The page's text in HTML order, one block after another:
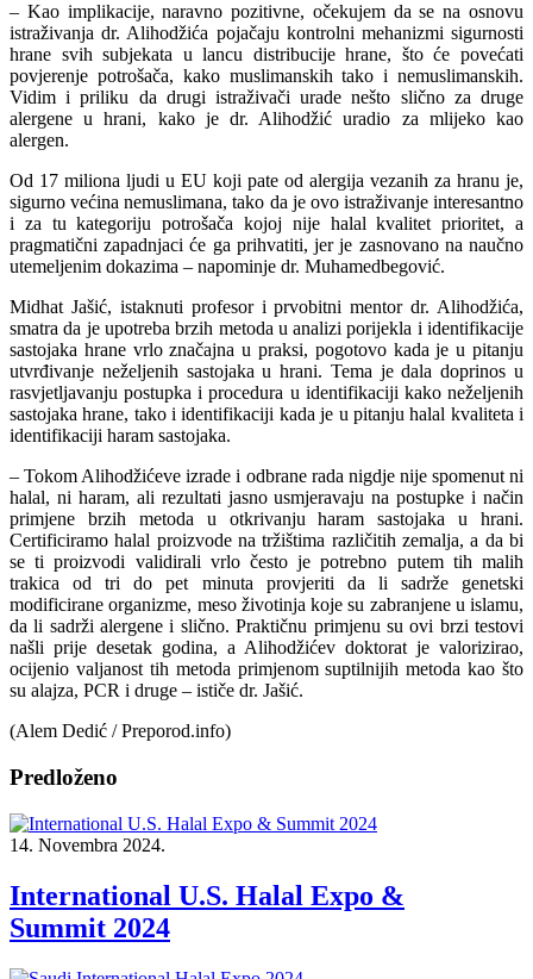
– Kao implikacije, naravno pozitivne, očekujem da se na osnovu
istraživanja dr. Alihodžića pojačaju kontrolni mehanizmi sigurnosti
hrane svih subjekata u lancu distribucije hrane, što će povećati
povjerenje potrošača, kako muslimanskih tako i nemuslimanskih.
Vidim i priliku da drugi istraživači urade nešto slično za druge
alergene u hrani, kako je dr. Alihodžić uradio za mlijeko kao
alergen.
Od 17 miliona ljudi u EU koji pate od alergija vezanih za hranu je,
sigurno većina nemuslimana, tako da je ovo istraživanje interesantno
i za tu kategoriju potrošača kojoj nije halal kvalitet prioritet, a
pragmatični zapadnjaci će ga prihvatiti, jer je zasnovano na naučno
utemeljenim dokazima – napominje dr. Muhamedbegović.
Midhat Jašić, istaknuti profesor i prvobitni mentor dr. Alihodžića,
smatra da je upotreba brzih metoda u analizi porijekla i identifikacije
sastojaka hrane vrlo značajna u praksi, pogotovo kada je u pitanju
utvrđivanje neželjenih sastojaka u hrani. Tema je dala doprinos u
rasvjetljavanju postupka i procedura u identifikaciji kako neželjenih
sastojaka hrane, tako i identifikaciji kada je u pitanju halal kvaliteta i
identifikaciji haram sastojaka.
– Tokom Alihodžićeve izrade i odbrane rada nigdje nije spomenut ni
halal, ni haram, ali rezultati jasno usmjeravaju na postupke i način
primjene brzih metoda u otkrivanju haram sastojaka u hrani.
Certificiramo halal proizvode na tržištima različitih zemalja, a da bi
se ti proizvodi validirali vrlo često je potrebno putem tih malih
trakica od tri do pet minuta provjeriti da li sadrže genetski
modificirane organizme, meso životinja koje su zabranjene u islamu,
da li sadrži alergene i slično. Praktičnu primjenu su ovi brzi testovi
našli prije desetak godina, a Alihodžićev doktorat je valorizirao,
ocijenio valjanost tih metoda primjenom suptilnijih metoda kao što
su alajza, PCR i druge – ističe dr. Jašić.
(Alem Dedić / Preporod.info)
Predloženo
14. Novembra 2024.
International U.S. Halal Expo &
Summit 2024